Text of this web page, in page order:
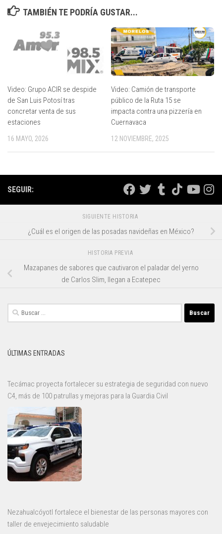
TAMBIÉN TE PODRÍA GUSTAR...
Video: Grupo ACIR se despide
de San Luis Potosí tras
concretar venta de sus
estaciones
16 MAYO, 2026
Video: Camión de transporte
público de la Ruta 15 se
impacta contra una pizzería en
Cuernavaca
12 NOVIEMBRE, 2025
SEGUIR:
SIGUIENTE HISTORIA
¿Cuál es el origen de las posadas navideñas en México?
HISTORIA PREVIA
Mazapanes de sabores que cautivaron el paladar del yerno
de Carlos Slim, llegan a Ecatepec
Buscar:
ÚLTIMAS ENTRADAS
Tecámac proyecta fortalecer su estrategia de seguridad con nuevo
C4, más de 100 patrullas y mejoras para la Guardia Civil
Nezahualcóyotl fortalece el bienestar de las personas mayores con
taller de envejecimiento saludable